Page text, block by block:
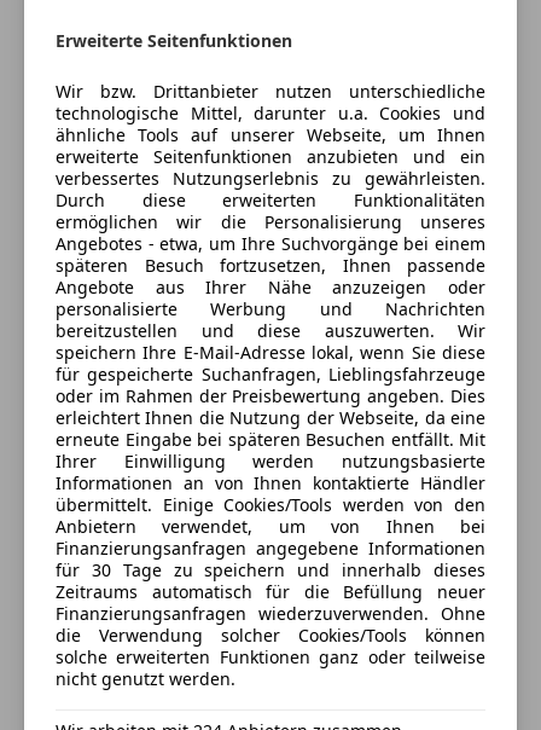
Schaltwippen
Sommerreifen
Sportfahrwerk
Sportpaket
Sportsitze
Touchscreen
Tuning
Unser Service für Sie:Kontaktieren Sie uns auch
gerne über WhatsApp unter der Nummer +43
6508888915.
- Wir sind seit über18 Jahren im exklusiven
Automobil-,
Sportwagen- und Gebrauchtwagenvertrieb tätig.-
Wir haben 200 Fahrzeuge sofort verfügbar. -
Finanzierung bis zu120 Monaten ohne Anzahlung
möglich.- Gebrauchtwagengarantie bis zu36
Monatenmöglich. - Eigener Werkstattbetrieb.-
Abholservice vomFlughafen & Bahnhofauf Anfrage.
- Österreichweite Zustellung gegen Aufpreis möglich.
- Gerne nehmen wir IhrenGebrauchtwagenin
Zahlung zu besten Preisen.
- Gerne erstellen wir Ihnen ein individuell
angepasstesLeasing- und Finanzierungsangebot
per E-Mail oder per Fax. Sprechen Sie uns an!
- Für den Kauf benötigen wir lediglich Ihren
aktuellen Lohnzettel und Ausweis.Bei uns ist es
unkompliziert.
- Finden Sie weitere attraktive Angebote unter
www.ta-autoshop.at.
- Sie können gerne vor dem Kauf eine Probefahrt
T und A Autoshop GmbH
Sternebewertung 5 von 5
5Sterne
(97% Weiterempfehlungen)
Anbieter auf AutoScout24 seit 2007
Zentrale
Geschlossen
Öffnet um 8:00 Mo.
Schwefel 28,
6850 Dornbirn, AT
Kontakt
Muhammed Aksoy
Alle Fahrzeuge des Anbieters
Anbieter kontaktieren
Deine Nachricht
Erweiterte Seitenfunktionen
Wir bzw. Drittanbieter nutzen unterschiedliche
technologische Mittel, darunter u.a. Cookies und
ähnliche Tools auf unserer Webseite, um Ihnen
erweiterte Seitenfunktionen anzubieten und ein
verbessertes Nutzungserlebnis zu gewährleisten.
Durch diese erweiterten Funktionalitäten
ermöglichen wir die Personalisierung unseres
Angebotes - etwa, um Ihre Suchvorgänge bei einem
späteren Besuch fortzusetzen, Ihnen passende
Angebote aus Ihrer Nähe anzuzeigen oder
personalisierte Werbung und Nachrichten
bereitzustellen und diese auszuwerten. Wir
speichern Ihre E-Mail-Adresse lokal, wenn Sie diese
für gespeicherte Suchanfragen, Lieblingsfahrzeuge
oder im Rahmen der Preisbewertung angeben. Dies
erleichtert Ihnen die Nutzung der Webseite, da eine
erneute Eingabe bei späteren Besuchen entfällt. Mit
Ihrer Einwilligung werden nutzungsbasierte
Informationen an von Ihnen kontaktierte Händler
übermittelt. Einige Cookies/Tools werden von den
Anbietern verwendet, um von Ihnen bei
Finanzierungsanfragen angegebene Informationen
für 30 Tage zu speichern und innerhalb dieses
Zeitraums automatisch für die Befüllung neuer
Finanzierungsanfragen wiederzuverwenden. Ohne
die Verwendung solcher Cookies/Tools können
solche erweiterten Funktionen ganz oder teilweise
nicht genutzt werden.